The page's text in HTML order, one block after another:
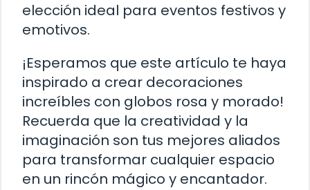
elección ideal para eventos festivos y
emotivos.
¡Esperamos que este artículo te haya
inspirado a crear decoraciones
increíbles con globos rosa y morado!
Recuerda que la creatividad y la
imaginación son tus mejores aliados
para transformar cualquier espacio
en un rincón mágico y encantador.